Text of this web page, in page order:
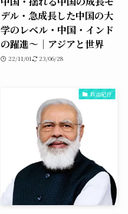
デル・急成長した中国の大
学のレベル・中国・インド
の躍進〜｜アジアと世界
22/11/01 23/06/28
政治紀行